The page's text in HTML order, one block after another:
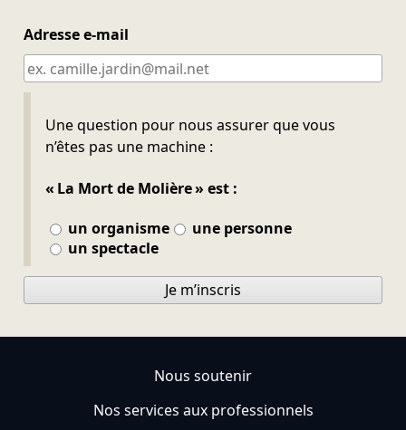
Adresse e-mail
Une question pour nous assurer que vous
n’êtes pas une machine :
« La Mort de Molière » est :
un organisme
une personne
un spectacle
Ne pas remplir
Je m’inscris
Nous soutenir
Nos services aux professionnels